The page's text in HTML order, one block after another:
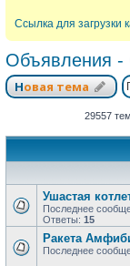
Ссылка для загрузки
Объявления
Новая тема
29557 тем
Ушастая
Последнее
Ответы: 15
Ракета
Последнее